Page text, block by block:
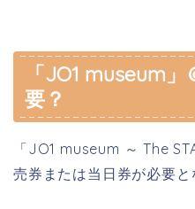
「JO1 museum
要？
「JO1 museum ～ The
売券または当日券が必要と